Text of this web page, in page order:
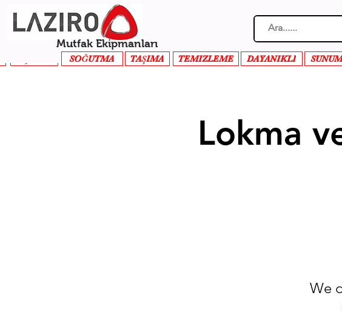
Mutfak Ekipmanları
SOĞUTMA TAŞIMA TEMIZLEME DAYANIKLI SUNUM
Lokma
We